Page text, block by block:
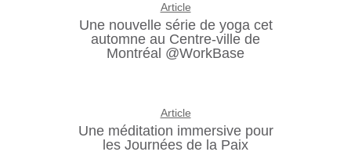
Article
Une nouvelle série de yoga cet
automne au Centre-ville de
Montréal @WorkBase
Article
Une méditation immersive pour
les Journées de la Paix